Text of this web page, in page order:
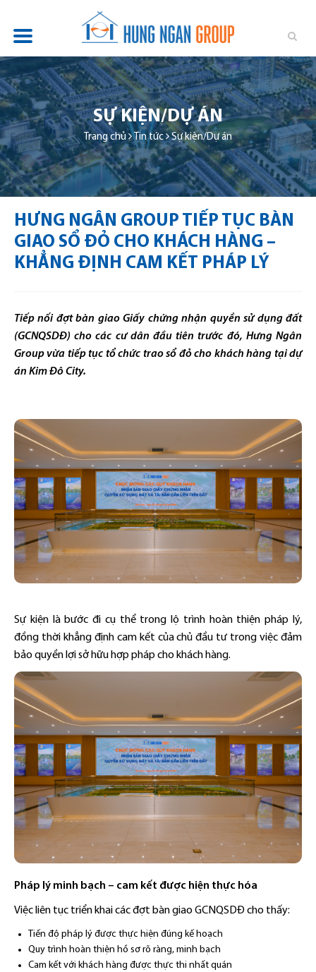
TỔNG QUAN
DỰ ÁN
TIN TỨC
QUAN HỆ ĐẦU TƯ
PHÁT TRIỂN BỀN VỮNG
TUYỂN DỤNG
LIÊN HỆ
SỰ KIỆN/DỰ ÁN
Trang chủ Tin tức Sự kiện/Dự án
HƯNG NGÂN GROUP TIẾP TỤC BÀN
GIAO SỔ ĐỎ CHO KHÁCH HÀNG –
KHẲNG ĐỊNH CAM KẾT PHÁP LÝ
Tiếp nối đợt bàn giao Giấy chứng nhận quyền sử dụng đất
(GCNQSDĐ) cho các cư dân đầu tiên trước đó, Hưng Ngân
Group vừa tiếp tục tổ chức trao sổ đỏ cho khách hàng tại dự
án Kim Đô City.
Sự kiện là bước đi cụ thể trong lộ trình hoàn thiện pháp lý,
đồng thời khẳng định cam kết của chủ đầu tư trong việc đảm
bảo quyền lợi sở hữu hợp pháp cho khách hàng.
Pháp lý minh bạch – cam kết được hiện thực hóa
Việc liên tục triển khai các đợt bàn giao GCNQSDĐ cho thấy:
Tiến độ pháp lý được thực hiện đúng kế hoạch
Quy trình hoàn thiện hồ sơ rõ ràng, minh bạch
Cam kết với khách hàng được thực thi nhất quán